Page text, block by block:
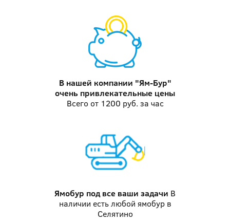
В нашей компании "Ям-Бур"
очень привлекательные цены
Всего от 1200 руб. за час
Ямобур под все ваши задачи В
наличии есть любой ямобур в
Селятино